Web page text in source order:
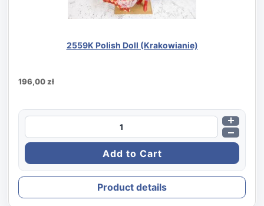
2559K Polish Doll (Krakowianie)
196,00 zł
Product details